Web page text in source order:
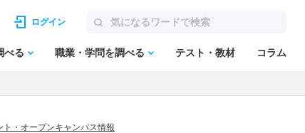
ログイン
べる 職業・学問を調べる テスト・教材 コラム
・オープンキャンパス情報